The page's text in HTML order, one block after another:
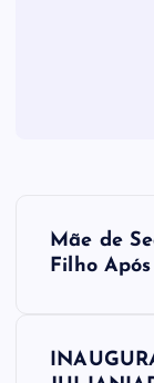
NMãe de
Filho